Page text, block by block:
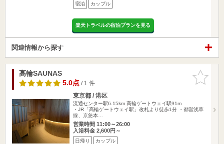
宿泊 カップル
楽天トラベルの宿泊プランを見る
関連情報から探す
お気に入
りに追加
高輪SAUNAS
5.0点/ 1 件
東京都 / 港区
流通センター駅6.15km 高輪ゲートウェイ駅91m
・JR「高輪ゲートウェイ駅」改札より徒歩1分 ・都営浅草
線、京急本…
営業時間 11:00～26:00
入浴料金 2,600円～
日帰り カップル